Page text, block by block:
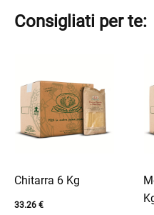
Consigliati per te:
Chitarra 6 Kg
33.26 €